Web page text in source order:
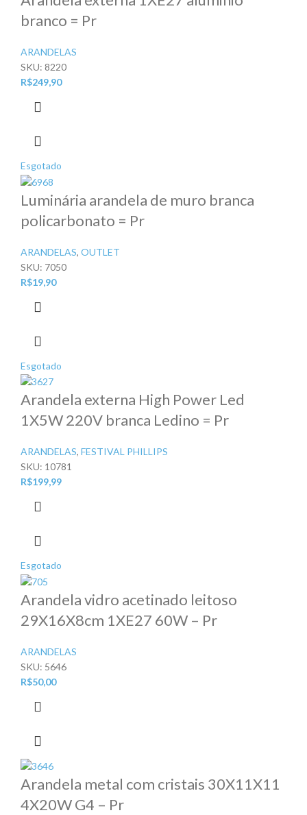
branco = Pr
ARANDELAS
SKU: 8220
R$249,90
Esgotado
Luminária arandela de muro branca
policarbonato = Pr
ARANDELAS, OUTLET
SKU: 7050
R$19,90
Esgotado
Arandela externa High Power Led
1X5W 220V branca Ledino = Pr
ARANDELAS, FESTIVAL PHILLIPS
SKU: 10781
R$199,99
Esgotado
Arandela vidro acetinado leitoso
29X16X8cm 1XE27 60W – Pr
ARANDELAS
SKU: 5646
R$50,00
Arandela metal com cristais 30X11X11
4X20W G4 – Pr